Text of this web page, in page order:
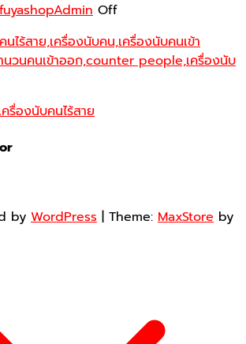
fuyashopAdmin Off
รื่องนับคนไร้สาย
by WordPress | Theme: MaxStore by